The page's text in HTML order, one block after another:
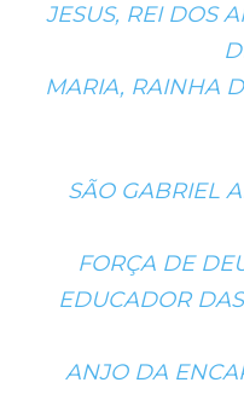
JESUS, REI DOS
MARIA, RAINHA
SÃO GABRIEL
FORÇA DE
EDUCADOR
ANJO DA